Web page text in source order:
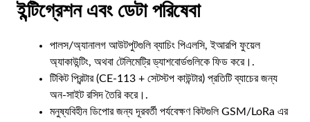
ইন্টিগ্রেশন এবং ডেটা পরিষেবা
পালস/অ্যানালগ আউটপুটগুলি ব্যাচিং পিএলসি, ইআরপি ফুয়েল
অ্যাকাউন্টিং, অথবা টেলিমেট্রি ড্যাশবোর্ডগুলিকে ফিড করে।.
টিকিট প্রিন্টার (CE-113 + সেটস্টপ কাউন্টার) প্রতিটি ব্যাচের জন্য
অন-সাইট রসিদ তৈরি করে।.
মনুষ্যবিহীন ডিপোর জন্য দূরবর্তী পর্যবেক্ষণ কিটগুলি GSM/LoRa এর